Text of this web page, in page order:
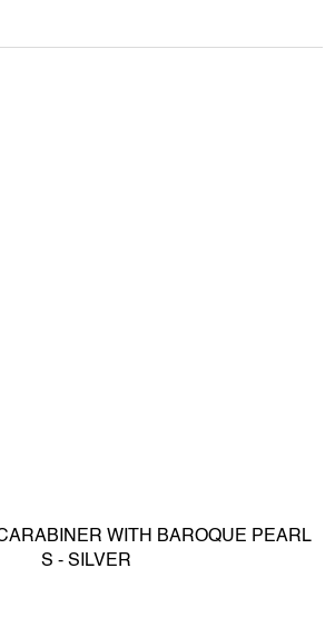
WITH BAROQUE PEARL
S - SILVER